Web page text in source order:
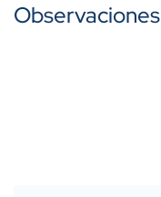
Observaciones